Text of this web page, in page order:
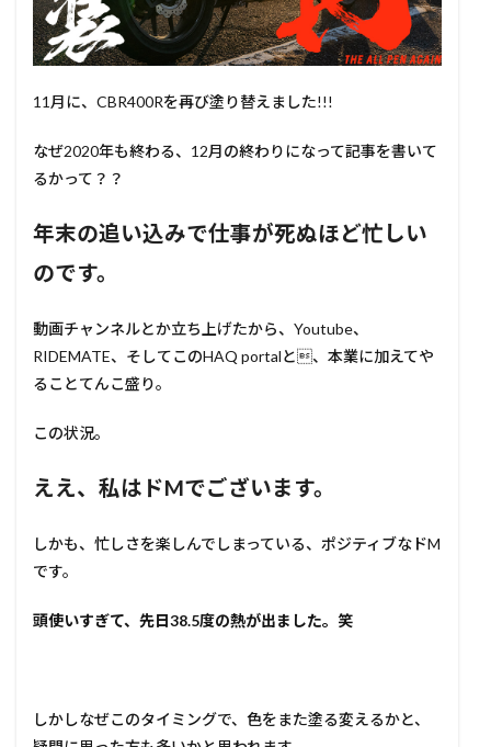
11月に、CBR400Rを再び塗り替えました!!!
なぜ2020年も終わる、12月の終わりになって記事を書いて
るかって？？
年末の追い込みで仕事が死ぬほど忙しい
のです。
動画チャンネルとか立ち上げたから、Youtube、
RIDEMATE、そしてこのHAQ portalと、本業に加えてや
ることてんこ盛り。
この状況。
ええ、私はドMでございます。
しかも、忙しさを楽しんでしまっている、ポジティブなドM
です。
頭使いすぎて、先日38.5度の熱が出ました。笑
しかしなぜこのタイミングで、色をまた塗る変えるかと、